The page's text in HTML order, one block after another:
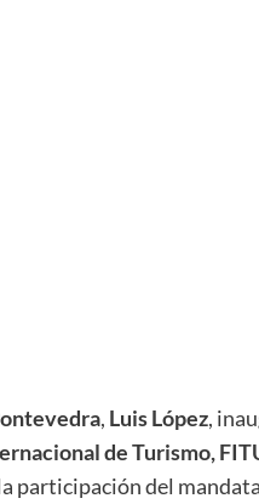
, Luis López,
de Turismo,
participación del